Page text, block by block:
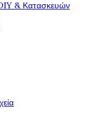
DIY & Κατασκευών